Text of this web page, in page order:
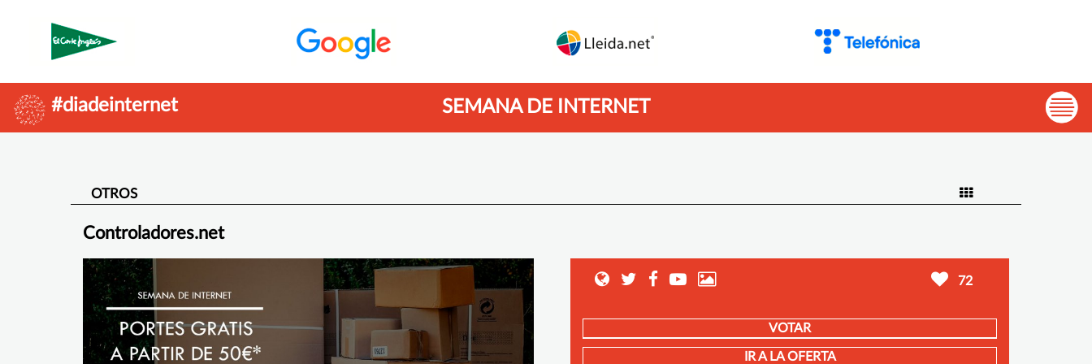
#diadeinternet SEMANA DE INTERNET
OTROS
Controladores.net
72
VOTAR
IR A LA OFERTA